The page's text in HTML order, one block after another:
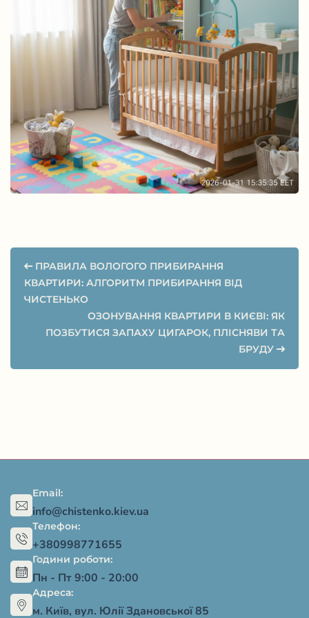
ПРАВИЛА ВОЛОГОГО ПРИБИРАННЯ
КВАРТИРИ: АЛГОРИТМ ПРИБИРАННЯ ВІД
ЧИСТЕНЬКО
ОЗОНУВАННЯ КВАРТИРИ В КИЄВІ: ЯК
ПОЗБУТИСЯ ЗАПАХУ ЦИГАРОК, ПЛІСНЯВИ ТА
БРУДУ
Email:
info@chistenko.kiev.ua
Телефон:
+380998771655
Години роботи:
Пн - Пт 9:00 - 20:00
Адреса:
м. Київ, вул. Юлії Здановської 85